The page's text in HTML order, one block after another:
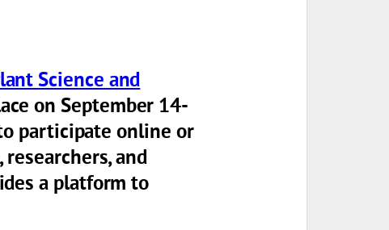
Science and
onSeptember 14-
participate online or
and
a platform to